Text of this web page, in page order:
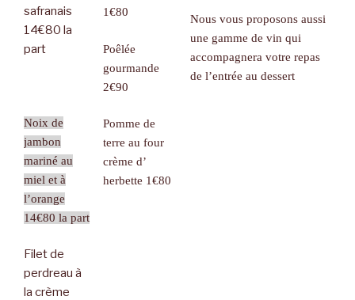
safranais
14€80 la
part
Noix de
jambon
mariné au
miel et à
l’orange
14€80 la part
Filet de
perdreau à
la crème
1€80
Poêlée
gourmande
2€90
Pomme de
terre au four
crème d’
herbette 1€80
Nous vous proposons aussi
une gamme de vin qui
accompagnera votre repas
de l’entrée au dessert